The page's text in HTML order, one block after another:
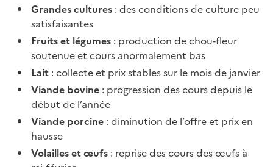
Grandes cultures : des conditions de culture peu
satisfaisantes
Fruits et légumes : production de chou-fleur
soutenue et cours anormalement bas
Lait : collecte et prix stables sur le mois de janvier
Viande bovine : progression des cours depuis le
début de l’année
Viande porcine : diminution de l’offre et prix en
hausse
Volailles et œufs : reprise des cours des œufs à